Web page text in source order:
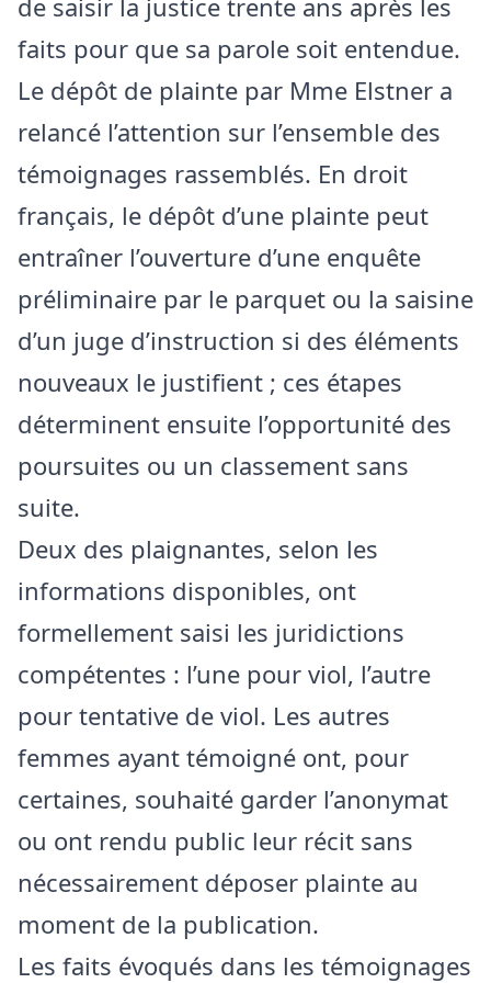
faits pour que sa parole soit entendue.
Le dépôt de plainte par Mme Elstner a
relancé l’attention sur l’ensemble des
témoignages rassemblés. En droit
français, le dépôt d’une plainte peut
entraîner l’ouverture d’une enquête
préliminaire par le parquet ou la saisine
d’un juge d’instruction si des éléments
nouveaux le justifient ; ces étapes
déterminent ensuite l’opportunité des
poursuites ou un classement sans
suite.
Deux des plaignantes, selon les
informations disponibles, ont
formellement saisi les juridictions
compétentes : l’une pour viol, l’autre
pour tentative de viol. Les autres
femmes ayant témoigné ont, pour
certaines, souhaité garder l’anonymat
ou ont rendu public leur récit sans
nécessairement déposer plainte au
moment de la publication.
Les faits évoqués dans les témoignages